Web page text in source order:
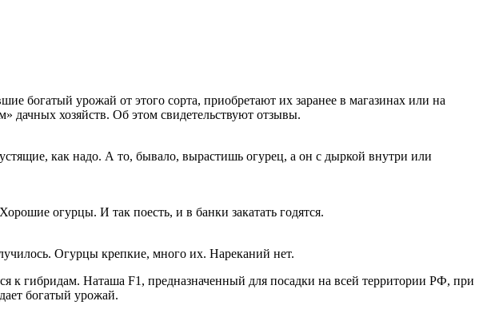
богатый урожай от этого сорта, приобретают их заранее в магазинах или на
дачных хозяйств. Об этом свидетельствуют отзывы.
как надо. А то, бывало, вырастишь огурец, а он с дыркой внутри или
огурцы. И так поесть, и в банки закатать годятся.
Огурцы крепкие, много их. Нареканий нет.
гибридам. Наташа F1, предназначенный для посадки на всей территории РФ, при
богатый урожай.